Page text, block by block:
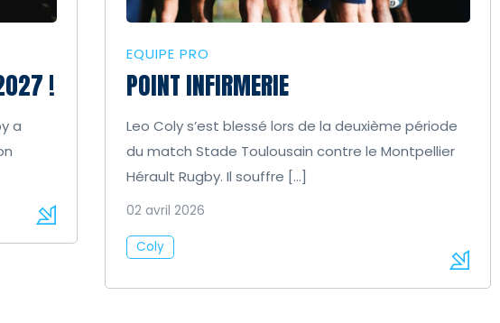
!
a
EQUIPE PRO
POINT INFIRMERIE
Leo Coly s’est blessé lors de la deuxième période
du match Stade Toulousain contre le Montpellier
Hérault Rugby. Il souffre […]
02 avril 2026
Coly